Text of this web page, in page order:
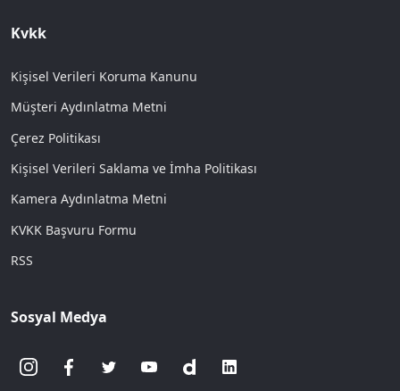
Kvkk
Kişisel Verileri Koruma Kanunu
Müşteri Aydınlatma Metni
Çerez Politikası
Kişisel Verileri Saklama ve İmha Politikası
Kamera Aydınlatma Metni
KVKK Başvuru Formu
RSS
Sosyal Medya